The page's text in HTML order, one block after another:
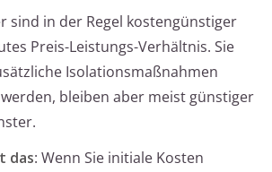
sind in der Regel kostengünstiger
Preis-Leistungs-Verhältnis. Sie
Isolationsmaßnahmen
bleiben aber meist günstiger
das: Wenn Sie initiale Kosten